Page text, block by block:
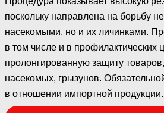
поскольку направлена на борьбу
насекомыми, но и их личинками.
в том числе и в профилактических
пролонгированную защиту
насекомых, грызунов.
в отношении импортной продукции.